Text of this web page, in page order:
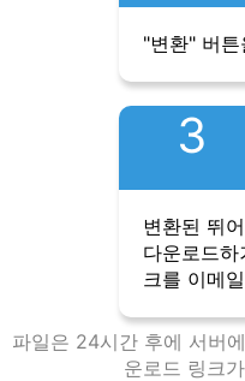
"변환" 버
3
변환된 뛰
다운로드
크를 이메
파일은 24시간 후에 서버
운로드 링크